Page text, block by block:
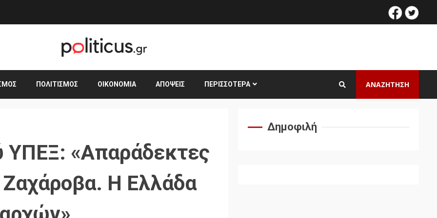
facebook
ΠΟΛΙΤΙΣΜΌΣ ΟΙΚΟΝΟΜΊΑ ΑΠΌΨΕΙΣ ΠΕΡΙΣΣΌΤΕΡΑ ΑΝΑΖΗΤΗΣΗ
ΥΠΕΞ: «Απαράδεκτες
Ζαχάροβα. Η Ελλάδα
Δημοφιλή